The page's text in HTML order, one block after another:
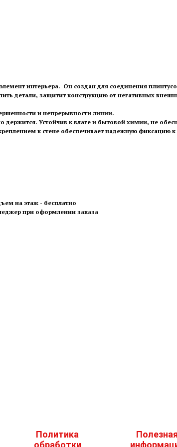
интерьера. Он создан для соединения
детали, защитит конструкцию от негативных
и непрерывности линии.
Устойчив к влаге и бытовой химии, не
к стене обеспечивает надежную фиксацию к
на этаж - бесплатно
при оформлении заказа
Политика
обработки
Полезная